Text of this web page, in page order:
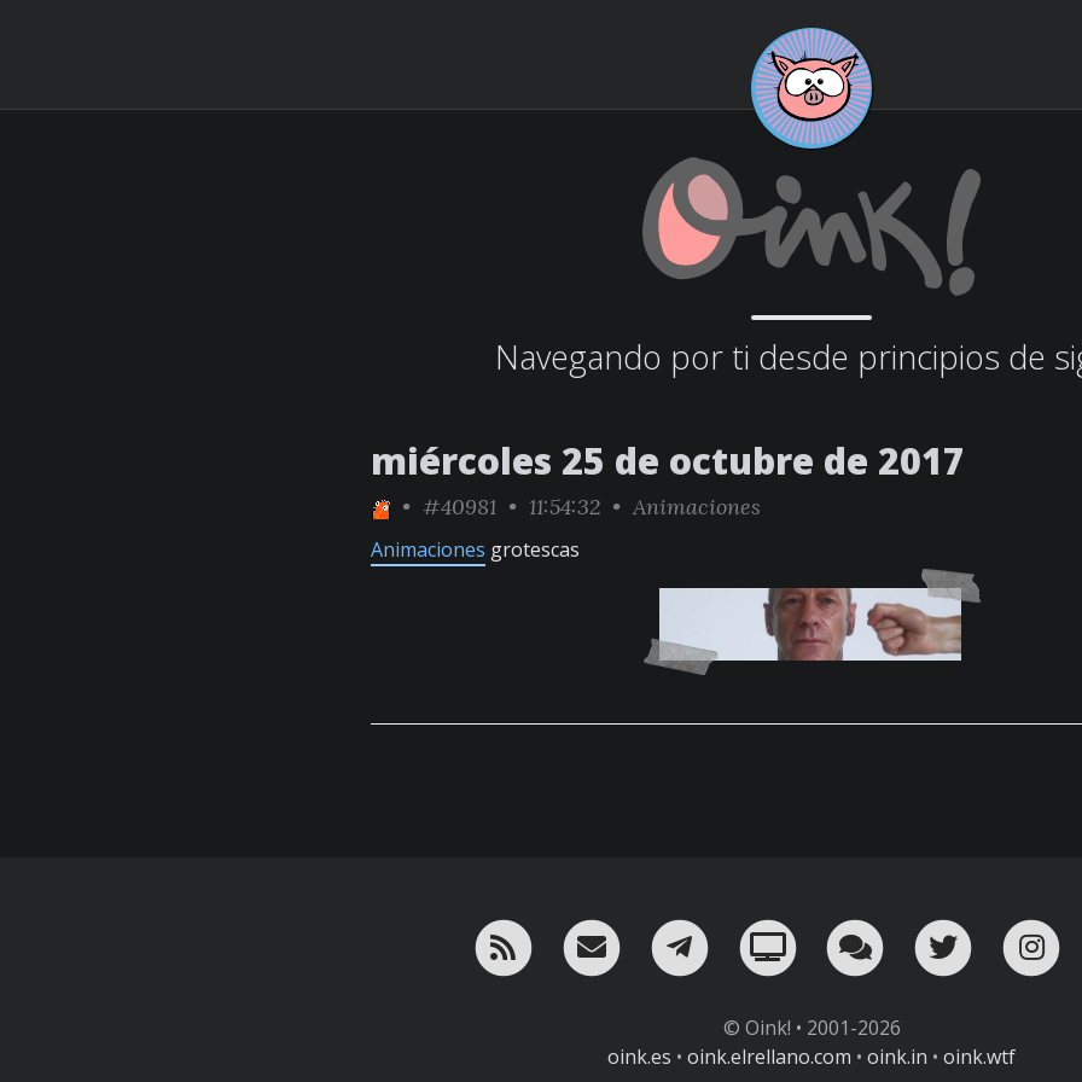
Navegando por ti desde principios de
miércoles 25 de octubre de 2017
• #40981 • 11:54:32 • Animaciones
Animaciones grotescas
RSS ¡Mándame un email!
¡Nuestro canal en Telegram!
Oink! TV Charla conTwitter
© Oink! • 2001-2026
oink.es • oink.elrellano.com • oink.in • oink.wtf